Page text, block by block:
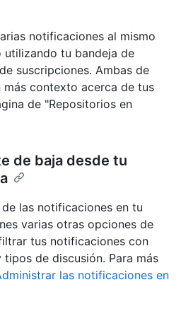
notificaciones al mismo
utilizando tu bandeja de
suscripciones. Ambas de
contexto acerca de tus
de "Repositorios en
de baja desde tu
las notificaciones en tu
varias otras opciones de
tus notificaciones con
de discusión. Para más
las notificaciones en